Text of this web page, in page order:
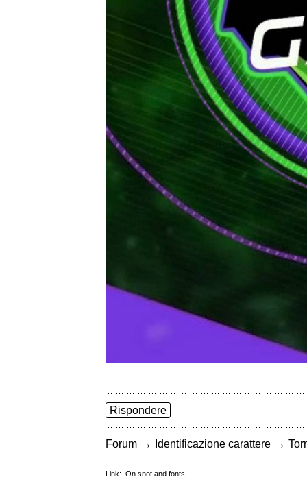
Rispondere
Forum → Identificazione carattere →
Link: On snot and fonts